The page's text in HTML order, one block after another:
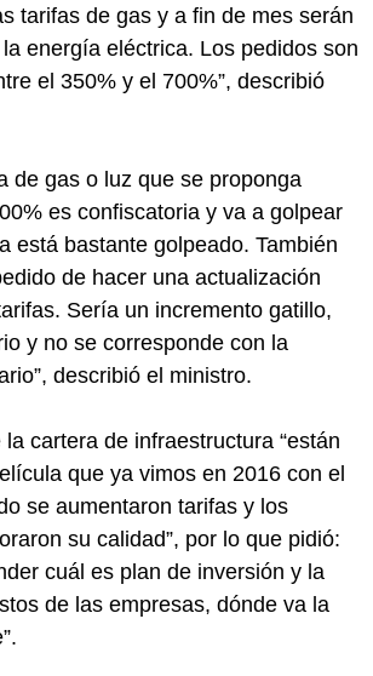
tarifas de gas y a fin de mes serán
energía eléctrica. Los pedidos son
el 350% y el 700%”, describió
de gas o luz que se proponga
es confiscatoria y va a golpear
está bastante golpeado. También
de hacer una actualización
Sería un incremento gatillo,
y no se corresponde con la
describió el ministro.
cartera de infraestructura “están
que ya vimos en 2016 con el
se aumentaron tarifas y los
su calidad”, por lo que pidió:
cuál es plan de inversión y la
de las empresas, dónde va la